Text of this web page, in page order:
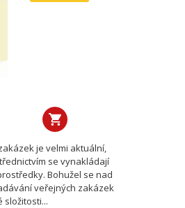
je velmi aktuální,
se vynakládají
Bohužel se nad
veřejných zakázek
složitosti...